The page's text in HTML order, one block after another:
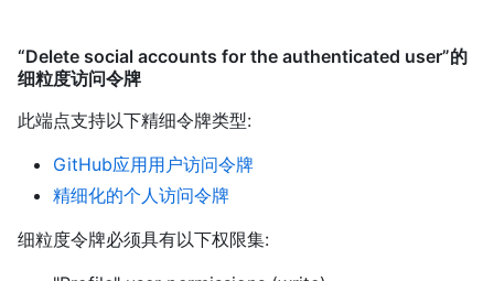
“Delete social accounts for the authenticated user”的
细粒度访问令牌
此端点支持以下精细令牌类型:
GitHub应用用户访问令牌
精细化的个人访问令牌
细粒度令牌必须具有以下权限集: